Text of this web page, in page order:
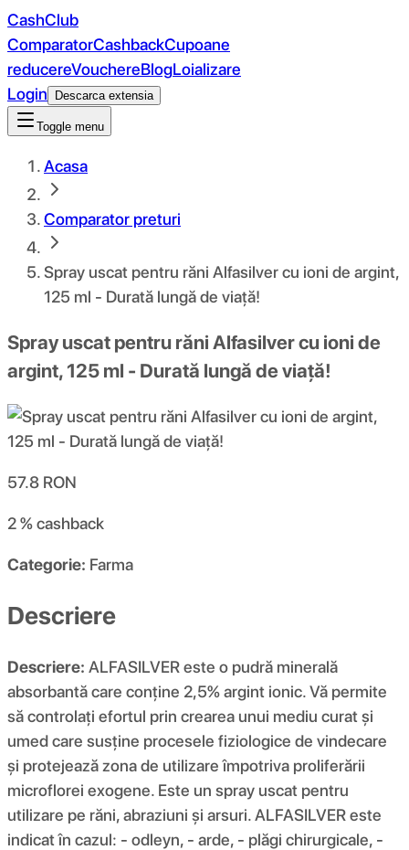
CashClub
ComparatorCashbackCupoane
reducereVouchereBlogLoializare
Login
Descarca extensia
Toggle menu
Acasa
Comparator preturi
Spray uscat pentru răni Alfasilver cu ioni de argint,
125 ml - Durată lungă de viață!
Spray uscat pentru răni Alfasilver cu ioni de
argint, 125 ml - Durată lungă de viață!
57.8 RON
2 %cashback
Categorie: Farma
Descriere
Descriere: ALFASILVER este o pudră minerală
absorbantă care conține 2,5% argint ionic. Vă permite
să controlați efortul prin crearea unui mediu curat și
umed care susține procesele fiziologice de vindecare
și protejează zona de utilizare împotriva proliferării
microflorei exogene. Este un spray uscat pentru
utilizare pe răni, abraziuni și arsuri. ALFASILVER este
indicat în cazul: - odleyn, - arde, - plăgi chirurgicale, -